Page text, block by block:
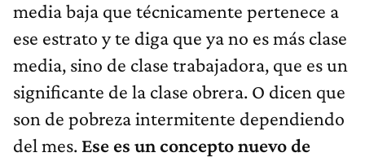
media baja que técnicamente pertenece a
ese estrato y te diga que ya no es más clase
media, sino de clase trabajadora, que es un
significante de la clase obrera. O dicen que
son de pobreza intermitente dependiendo
del mes. Ese es un concepto nuevo de